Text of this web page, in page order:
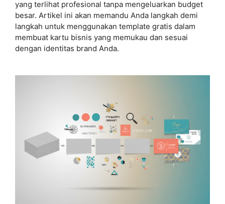
yang terlihat profesional tanpa mengeluarkan budget
besar. Artikel ini akan memandu Anda langkah demi
langkah untuk menggunakan template gratis dalam
membuat kartu bisnis yang memukau dan sesuai
dengan identitas brand Anda.